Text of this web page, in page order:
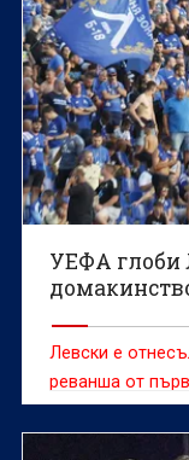
УЕФА глоби
Левски е
реванша от
срещу Борац